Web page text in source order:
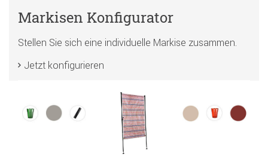
Markisen Konfigurator
Stellen Sie sich eine individuelle Markise zusammen.
Jetzt konfigurieren